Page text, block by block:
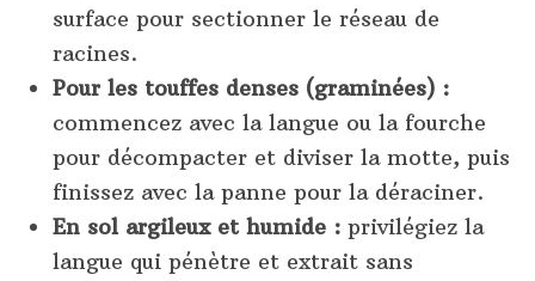
surface pour sectionner le réseau de
racines.
Pour les touffes denses (graminées) :
commencez avec la langue ou la fourche
pour décompacter et diviser la motte, puis
finissez avec la panne pour la déraciner.
En sol argileux et humide : privilégiez la
langue qui pénètre et extrait sans